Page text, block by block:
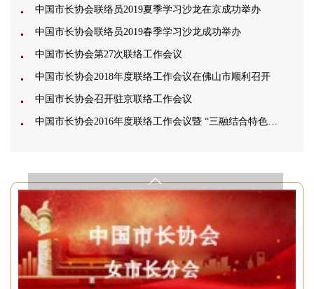
中国市长协会联络员2019夏季学习沙龙在京成功举办
中国市长协会联络员2019春季学习沙龙成功举办
中国市长协会第27次联络工作会议
中国市长协会2018年度联络工作会议在佛山市顺利召开
中国市长协会召开驻京联络工作会议